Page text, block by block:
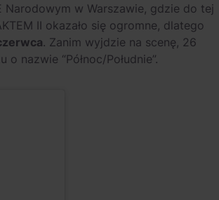
w Warszawie, gdzie do tej
II okazało się ogromne, dlatego
. Zanim wyjdzie na scenę, 26
nazwie “Północ/Południe”.